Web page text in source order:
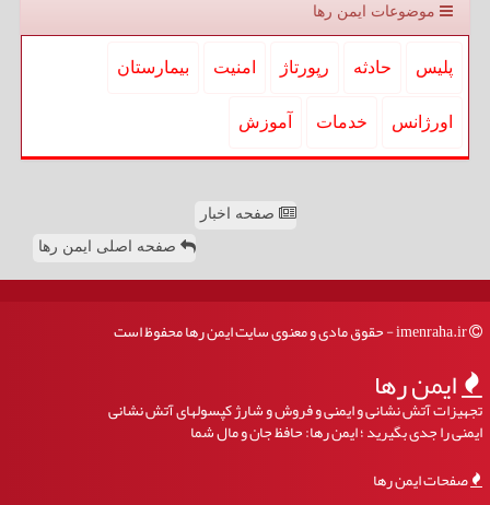
موضوعات ایمن رها
پلیس حادثه رپورتاژ امنیت بیمارستان
اورژانس خدمات آموزش
صفحه اخبار
صفحه اصلی ایمن رها
ایمن رها
تجهیزات آتش نشانی و ایمنی و فروش و شارژ کپسولهای آتش نشانی
ایمنی را جدی بگیرید ؛ ایمن رها: حافظ جان و مال شما
صفحات ایمن رها